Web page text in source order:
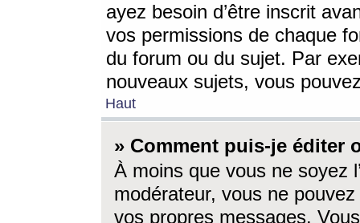
ayez besoin d’être inscrit
vos permissions de chaque
du forum ou du sujet. Par
nouveaux sujets, vous
Haut
» Comment puis-je éditer
À moins que vous ne soyez
modérateur, vous ne
vos propres messages.